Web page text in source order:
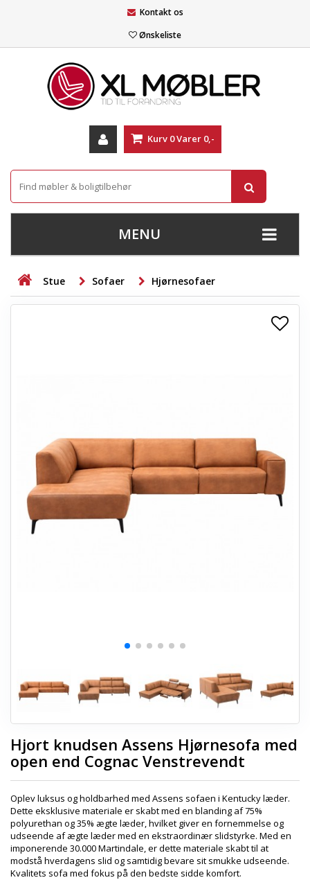
Kontakt os
Ønskeliste
Kurv 0Varer 0,-
MENU
+
STUE
+
+
LAMPER
+
ENTREMØBLER
HAVEMØBLER
OUTLET
Stue Sofaer Hjørnesofaer
Hjort knudsen Assens Hjørnesofa med
open end Cognac Venstrevendt
Oplev luksus og holdbarhed med Assens sofaen i Kentucky læder.
Dette eksklusive materiale er skabt med en blanding af 75%
polyurethan og 35% ægte læder, hvilket giver en fornemmelse og
udseende af ægte læder med en ekstraordinær slidstyrke. Med en
imponerende 30.000 Martindale, er dette materiale skabt til at
modstå hverdagens slid og samtidig bevare sit smukke udseende.
Kvalitets sofa med fokus på den bedste sidde komfort.